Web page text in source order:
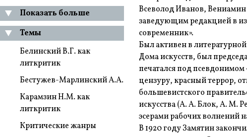
Показать больше
Темы
Белинский В.Г. как
литкритик
Бестужев-Марлинский А.А.
Карамзин Н.М. как
литкритик
Критические жанры
Всеволод Иванов,
заведующим редакцией в
современник».
Был активен в
Дома искусств, был
печатался под
цензуру, красный террор,
большевистского
искусства (А. А. Блок, А. М.
эсерами рабочих волнений
В 1920 году Замятин